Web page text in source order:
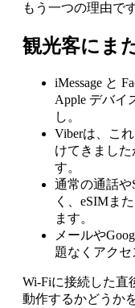
もう一つの理由です
観光客にま
iMessage と
Apple デバイ
し。
Viberは、こ
けてきまし
す。
通常の通話や
く、eSIMま
ます。
メールや
題なくアクセ
Wi-Fiに接続した直
動作するかどうか